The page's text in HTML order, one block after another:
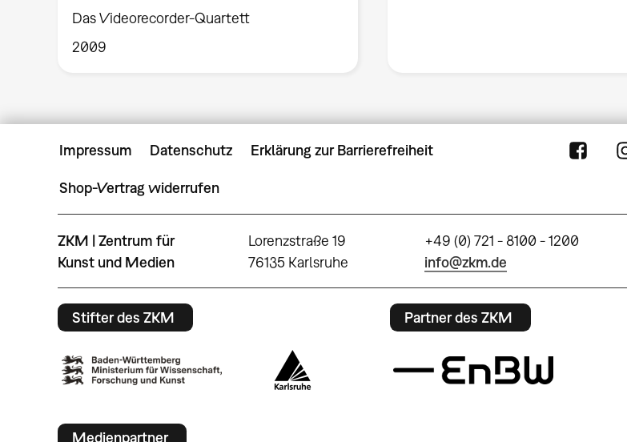
Das Videorecorder-Quartett
2009
Impressum Datenschutz Erklärung zur Barrierefreiheit
Shop-Vertrag widerrufen
ZKM | Zentrum für
Kunst und Medien
Lorenzstraße 19
76135 Karlsruhe
+49 (0) 721 - 8100 - 1200
info@zkm.de
Stifter des ZKM Partner des ZKM
Medienpartner